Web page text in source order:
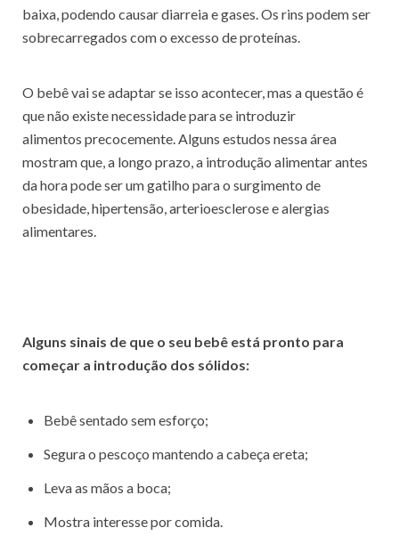
baixa, podendo causar diarreia e gases. Os rins podem ser
sobrecarregados com o excesso de proteínas.
O bebê vai se adaptar se isso acontecer, mas a questão é
que não existe necessidade para se introduzir
alimentos precocemente. Alguns estudos nessa área
mostram que, a longo prazo, a introdução alimentar antes
da hora pode ser um gatilho para o surgimento de
obesidade, hipertensão, arterioesclerose e alergias
alimentares.
Alguns sinais de que o seu bebê está pronto para
começar a introdução dos sólidos:
Bebê sentado sem esforço;
Segura o pescoço mantendo a cabeça ereta;
Leva as mãos a boca;
Mostra interesse por comida.